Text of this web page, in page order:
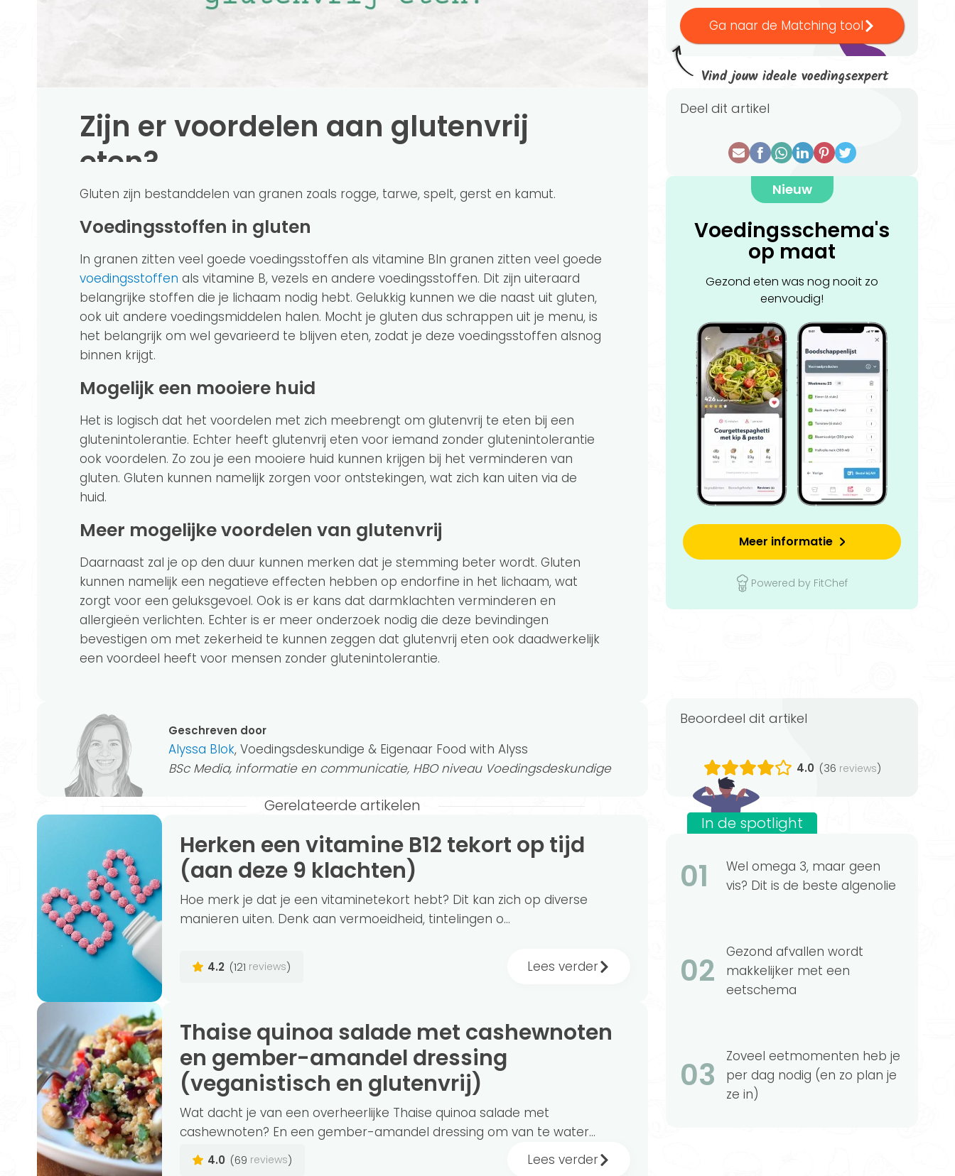
Zijn er voordelen aan glutenvrij
eten?
Gluten zijn bestanddelen van granen zoals rogge, tarwe, spelt, gerst en kamut.
Voedingsstoffen in gluten
In granen zitten veel goede voedingsstoffen als vitamine BIn granen zitten veel goede
voedingsstoffen als vitamine B, vezels en andere voedingsstoffen. Dit zijn uiteraard
belangrijke stoffen die je lichaam nodig hebt. Gelukkig kunnen we die naast uit gluten,
ook uit andere voedingsmiddelen halen. Mocht je gluten dus schrappen uit je menu, is
het belangrijk om wel gevarieerd te blijven eten, zodat je deze voedingsstoffen alsnog
binnen krijgt.
Mogelijk een mooiere huid
Het is logisch dat het voordelen met zich meebrengt om glutenvrij te eten bij een
glutenintolerantie. Echter heeft glutenvrij eten voor iemand zonder glutenintolerantie
ook voordelen. Zo zou je een mooiere huid kunnen krijgen bij het verminderen van
gluten. Gluten kunnen namelijk zorgen voor ontstekingen, wat zich kan uiten via de
huid.
Meer mogelijke voordelen van glutenvrij
Daarnaast zal je op den duur kunnen merken dat je stemming beter wordt. Gluten
kunnen namelijk een negatieve effecten hebben op endorfine in het lichaam, wat
zorgt voor een geluksgevoel. Ook is er kans dat darmklachten verminderen en
allergieën verlichten. Echter is er meer onderzoek nodig die deze bevindingen
bevestigen om met zekerheid te kunnen zeggen dat glutenvrij eten ook daadwerkelijk
een voordeel heeft voor mensen zonder glutenintolerantie.
Geschreven door
Alyssa Blok, Voedingsdeskundige & Eigenaar Food with Alyss
BSc Media, informatie en communicatie, HBO niveau Voedingsdeskundige
Ga naar de Matching tool
Vind jouw ideale voedingsexpert
Deel dit artikel
Nieuw
Voedingsschema's
op maat
Gezond eten was nog nooit zo
eenvoudig!
Meer informatie
Powered by FitChef
Beoordeel dit artikel
4.0 (36 reviews)
Gerelateerde artikelen
Herken een vitamine B12 tekort op tijd
(aan deze 9 klachten)
Hoe merk je dat je een vitaminetekort hebt? Dit kan zich op diverse
manieren uiten. Denk aan vermoeidheid, tintelingen o...
4.2 (121 reviews) Lees verder
Thaise quinoa salade met cashewnoten
en gember-amandel dressing
(veganistisch en glutenvrij)
Wat dacht je van een overheerlijke Thaise quinoa salade met
cashewnoten? En een gember-amandel dressing om van te water...
4.0 (69 reviews) Lees verder
In de spotlight
01
Wel omega 3, maar geen
vis? Dit is de beste algenolie
02
Gezond afvallen wordt
makkelijker met een
eetschema
03
Zoveel eetmomenten heb je
per dag nodig (en zo plan je
ze in)